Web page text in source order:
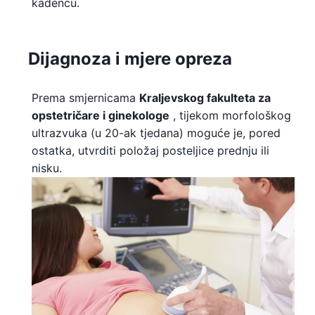
kadencu.
Dijagnoza i mjere opreza
Prema smjernicama Kraljevskog fakulteta za
opstetričare i ginekologe , tijekom morfološkog
ultrazvuka (u 20-ak tjedana) moguće je, pored
ostatka, utvrditi položaj posteljice prednju ili
nisku.